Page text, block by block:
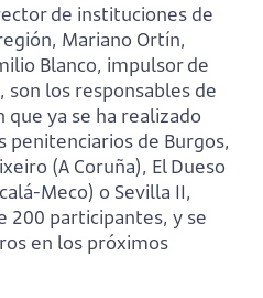
de instituciones de
Mariano Ortín,
Blanco, impulsor de
los responsables de
ya se ha realizado
penitenciarios de Burgos,
(A Coruña), El Dueso
Meco) o Sevilla II,
200 participantes, y se
en los próximos